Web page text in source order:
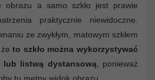
obrazu a samo szkło jest prawie
praktycznie niewidoczne.
ze zwykłym, matowym szkłem
żeto szkło można wykorzystywać
lub listwą dystansową, ponieważ